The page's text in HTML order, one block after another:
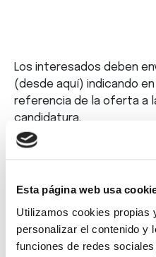
Esta página web usa
Utilizamos cookies propias
personalizar el contenido y
funciones de redes
Los interesados deben
(desde aquí) indicando
referencia de la oferta a
candidatura.